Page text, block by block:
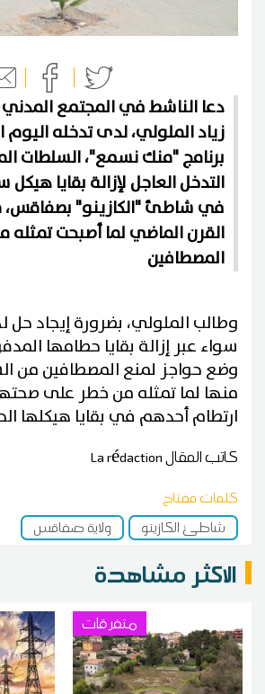
دعا الناشط في المجتمع
زياد الملولي، لدى تدخله اليوم
برنامج "منك نسمع"، السلطات
التدخل العاجل لإزالة بقايا
في شاطئ "الكازينو" بصفاقس،
القرن الماضي لما أصبحت
المصطافين
وطالب الملولي، بضرورة إيجاد حل
سواء عبر إزالة بقايا حطامها
وضع حواجز لمنع المصطافين من
منها لما تمثله من خطر على
ارتطام أحدهم في بقايا هيكلها
كاتب المقالLa rédaction
كلمات مفتاح
شاطئ الكازينو
ولاية صفاقس
الاكثر مشاهدة
متفرقات